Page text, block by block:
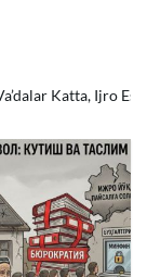
Katta, Ijro Esa «paysalga»